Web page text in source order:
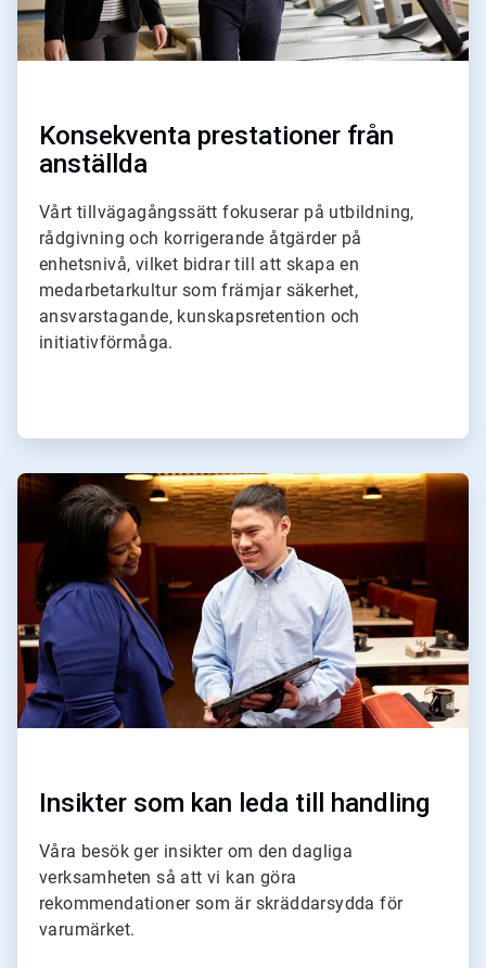
Konsekventa prestationer från
anställda
Vårt tillvägagångssätt fokuserar på utbildning,
rådgivning och korrigerande åtgärder på
enhetsnivå, vilket bidrar till att skapa en
medarbetarkultur som främjar säkerhet,
ansvarstagande, kunskapsretention och
initiativförmåga.
ArticleTile
4
Insikter som kan leda till handling
Våra besök ger insikter om den dagliga
verksamheten så att vi kan göra
rekommendationer som är skräddarsydda för
varumärket.